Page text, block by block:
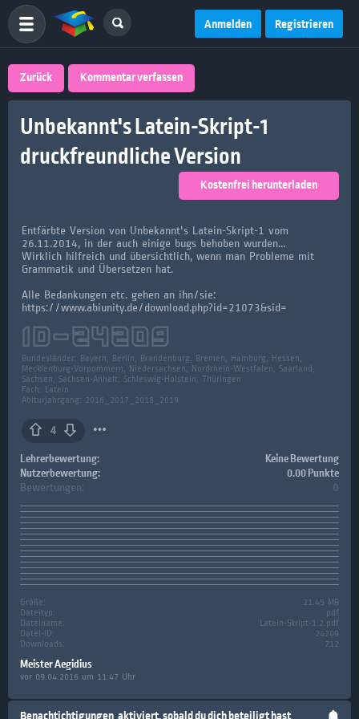
Anmelden Registrieren
Zurück Kommentar verfassen
Unbekannt's Latein-Skript-1
druckfreundliche Version
Kostenfrei herunterladen
Lehrerbewertung:
Keine Bewertung
Nutzerbewertung:
0.00 Punkte
Bewertungen: 0
Größe:
21.45 MB
Dateityp:
pdf
Dateiname:
Latein-Skript-1.2.pdf
Datei-ID:
24209
Downloads:
712
Meister Aegidius
vor 09.04.2016 um 11:47 Uhr
Entfärbte Version von Unbekannt's Latein-Skript-1 vom
26.11.2014, in der auch einige bugs behoben wurden...
Wirklich hilfreich und übersichtlich, wenn man Probleme mit
Grammatik und Übersetzen hat.
Alle Bedankungen etc. gehen an ihn/sie:
https://www.abiunity.de/download.php?id=21073&sid=
ID-24209
Bundesländer: Bayern, Berlin, Brandenburg, Bremen, Hamburg, Hessen,
Mecklenburg-Vorpommern, Niedersachsen, Nordrhein-Westfalen, Saarland,
Sachsen, Sachsen-Anhalt, Schleswig-Holstein, Thüringen
Fach: Latein
Abiturjahrgang: 2016_2017_2018_2019
4